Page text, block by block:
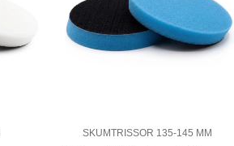
SKUMTRISSOR 135-145 MM